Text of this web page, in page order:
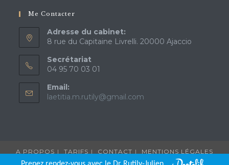
Me Contacter
Adresse du cabinet:
8 rue du Capitaine Livrelli. 20000 Ajaccio
Secrétariat
04 95 70 03 01
Email:
laetitia.m.rutily@gmail.com
A PROPOS TARIFS CONTACT MENTIONS LÉGALES